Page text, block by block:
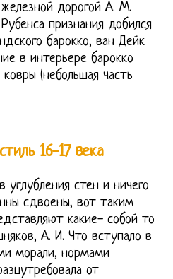
дорогой А. М.
признания добился
барокко, ван Дейк
в интерьере барокко
(небольшая часть
16-17 века
углубления стен и ничего
сдвоены, вот таким
какие- собой то
А. И. Что вступало в
морали, нормами
от